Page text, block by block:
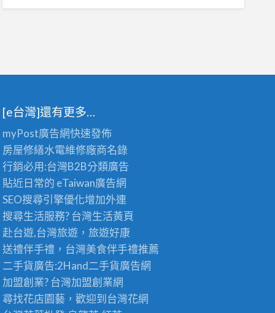
[e台灣]還有更多…
myPost廣告網快速發佈
房屋修繕水電維修廠商名錄
行銷必用:台灣B2B分類廣告
貼近日常的 eTaiwan廣告網
SEO搜尋引擎優化增加外連
搜尋生活服務? 台灣生活黃頁
赴台遊,台灣旅遊 ，旅遊好康
送禮伴手禮，台灣美食伴手禮推薦
二手貨廣告:2Hand二手貨廣告網
加盟創業? 台灣加盟創業網
尋找花店園藝，歡迎到 台灣花網